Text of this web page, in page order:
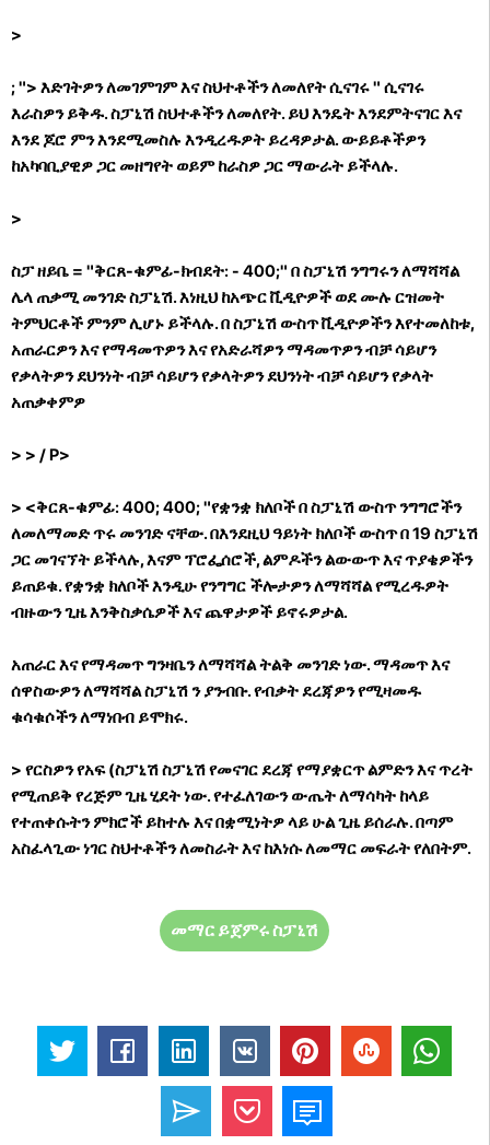
>
; "> እድገትዎን ለመገምገም እና ስህተቶችን ለመለየት ሲናገሩ " ሲናገሩ
እራስዎን ይቅዱ. ስፓኒሽ ስህተቶችን ለመለየት. ይህ እንዴት እንደምትናገር እና
እንደ ጆሮ ምን እንደሚመስሉ እንዲረዱዎት ይረዳዎታል. ውይይቶችዎን
ከአካባቢያዊዎ ጋር መዘግየት ወይም ከራስዎ ጋር ማውራት ይችላሉ.
>
ስፓ ዘይቤ = "ቅርጸ-ቁምፊ-ክብደት: - 400;" በ ስፓኒሽ ንግግሩን ለማሻሻል
ሌላ ጠቃሚ መንገድ ስፓኒሽ. እነዚህ ከአጭር ቪዲዮዎች ወደ ሙሉ ርዝመት
ትምህርቶች ምንም ሊሆኑ ይችላሉ. በ ስፓኒሽ ውስጥ ቪዲዮዎችን እየተመለከቱ,
አጠራርዎን እና የማዳመጥዎን እና የአድራሻዎን ማዳመጥዎን ብቻ ሳይሆን
የቃላትዎን ደህንነት ብቻ ሳይሆን የቃላትዎን ደህንነት ብቻ ሳይሆን የቃላት
አጠቃቀምዎ
> > / P>
> <ቅርጸ-ቁምፊ: 400; 400; "የቋንቋ ክለቦች በ ስፓኒሽ ውስጥ ንግግሮችን
ለመለማመድ ጥሩ መንገድ ናቸው. በእንደዚህ ዓይነት ክለቦች ውስጥ በ 19 ስፓኒሽ
ጋር መገናኘት ይችላሉ, እናም ፕሮፌሰሮች, ልምዶችን ልውውጥ እና ጥያቄዎችን
ይጠይቁ. የቋንቋ ክለቦች እንዲሁ የንግግር ችሎታዎን ለማሻሻል የሚረዱዎት
ብዙውን ጊዜ እንቅስቃሴዎች እና ጨዋታዎች ይኖሩዎታል.
አጠራር እና የማዳመጥ ግንዛቤን ለማሻሻል ትልቅ መንገድ ነው. ማዳመጥ እና
ሰዋስውዎን ለማሻሻል ስፓኒሽ ን ያንብቡ. የብቃት ደረጃዎን የሚዛመዱ
ቁሳቁሶችን ለማነበብ ይሞክሩ.
> የርስዎን የአፍ (ስፓኒሽ ስፓኒሽ የመናገር ደረጃ የማያቋርጥ ልምድን እና ጥረት
የሚጠይቅ የረጅም ጊዜ ሂደት ነው. የተፈለገውን ውጤት ለማሳካት ከላይ
የተጠቀሱትን ምክሮች ይከተሉ እና በቋሚነትዎ ላይ ሁል ጊዜ ይሰራሉ. በጣም
አስፈላጊው ነገር ስህተቶችን ለመስራት እና ከእነሱ ለመማር መፍራት የለበትም.
መማር ይጀምሩ ስፓኒሽ